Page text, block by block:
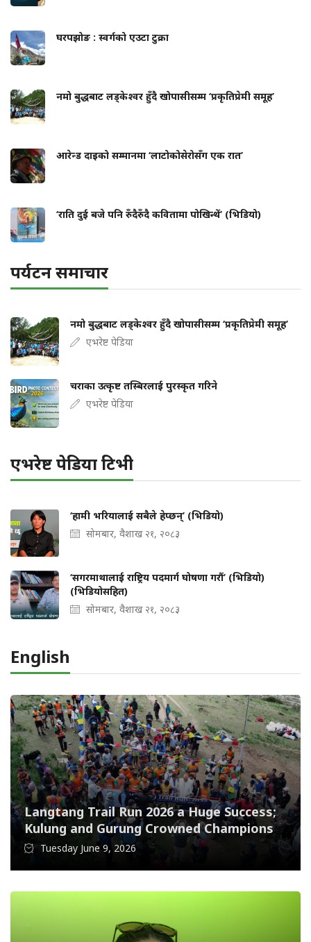
घरपझोङ : स्वर्गको एउटा टुक्रा
नमो बुद्धबाट लड्केश्वर हुँदै खोपासीसम्म ‘प्रकृतिप्रेमी समूह’
आरेन्ड दाइको सम्मानमा ‘लाटोकोसेरोसँग एक रात’
‘राति दुई बजे पनि रुँदैरुँदै कवितामा पोखिन्थें’ (भिडियो)
पर्यटन समाचार
नमो बुद्धबाट लड्केश्वर हुँदै खोपासीसम्म ‘प्रकृतिप्रेमी समूह’
एभरेष्ट पेडिया
चराका उत्कृष्ट तस्बिरलाई पुरस्कृत गरिने
एभरेष्ट पेडिया
एभरेष्ट पेडिया टिभी
‘हामी भरियालाई सबैले हेप्छन्’ (भिडियो)
सोमबार, वैशाख २१, २०८३
‘सगरमाथालाई राष्ट्रिय पदमार्ग घोषणा गरौं’ (भिडियो)
(भिडियोसहित)
सोमबार, वैशाख २१, २०८३
English
Langtang Trail Run 2026 a Huge Success;
Kulung and Gurung Crowned Champions
Tuesday June 9, 2026